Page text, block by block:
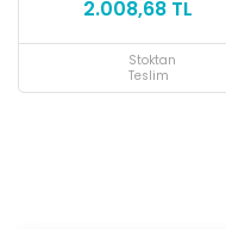
2.008,68 TL
Stoktan
Teslim